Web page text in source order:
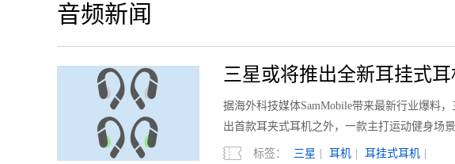
音频新闻
三星或将推出全新耳挂式
据海外科技媒体SamMobile带来最新行业爆料
出首款耳夹式耳机之外，一款主打运动健身场
标签： 三星 耳机 耳挂式耳机